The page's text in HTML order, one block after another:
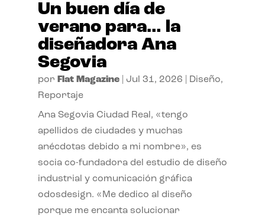
Un buen día de
verano para… la
diseñadora Ana
Segovia
por Flat Magazine| Jul 31, 2026 Diseño,
Reportaje
Ana Segovia Ciudad Real, «tengo
apellidos de ciudades y muchas
anécdotas debido a mi nombre», es
socia co-fundadora del estudio de diseño
industrial y comunicación gráfica
odosdesign. «Me dedico al diseño
porque me encanta solucionar